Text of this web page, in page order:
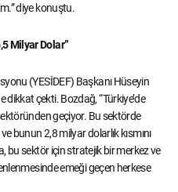
diye konuştu.
Milyar Dolar”
(YESİDEF) Başkanı Hüseyin
çekti. Bozdağ, “Türkiye’de
geçiyor. Bu sektörde
bunun 2,8 milyar dolarlık kısmını
bu sektör için stratejik bir merkez ve
emeği geçen herkese